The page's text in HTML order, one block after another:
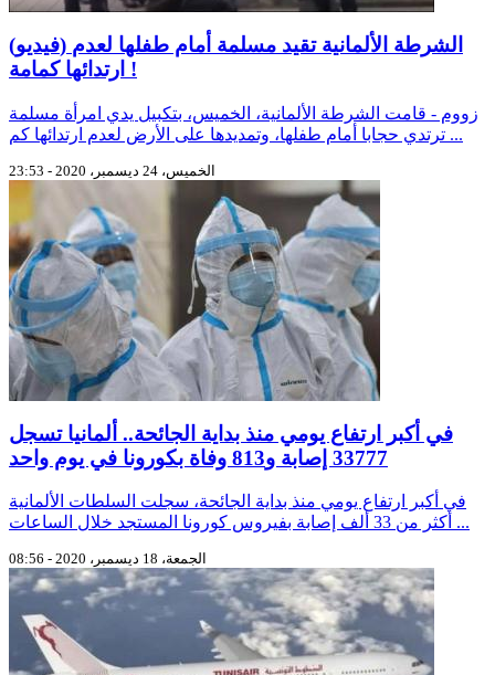
(فيديو) الشرطة الألمانية تقيد مسلمة أمام طفلها لعدم
ارتدائها كمامة !
زووم - قامت الشرطة الألمانية، الخميس، بتكبيل يدي امرأة مسلمة
ترتدي حجابا أمام طفلها، وتمديدها على الأرض لعدم ارتدائها كم ...
الخميس، 24 ديسمبر، 2020 - 23:53
في أكبر ارتفاع يومي منذ بداية الجائحة.. ألمانيا تسجل
33777 إصابة و813 وفاة بكورونا في يوم واحد
في أكبر ارتفاع يومي منذ بداية الجائحة، سجلت السلطات الألمانية
أكثر من 33 ألف إصابة بفيروس كورونا المستجد خلال الساعات ...
الجمعة، 18 ديسمبر، 2020 - 08:56